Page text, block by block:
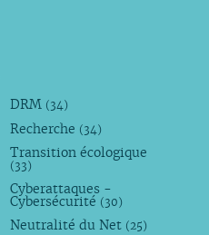
DRM (34)
Recherche (34)
Transition écologique
(33)
Cyberattaques -
Cybersécurité (30)
Neutralité du Net (25)